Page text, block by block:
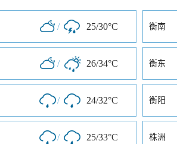
/ 25/30°C 衡南
/ 26/34°C 衡东
/ 24/32°C 衡阳
/ 25/33°C 株洲